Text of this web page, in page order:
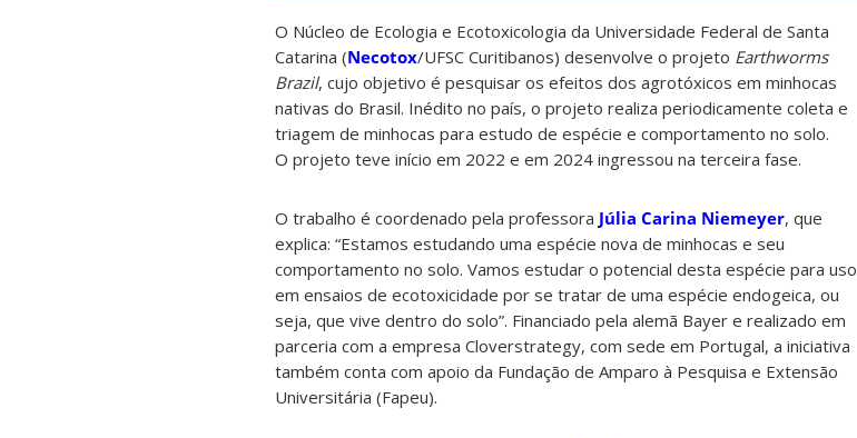
O Núcleo de Ecologia e Ecotoxicologia da Universidade Federal de Santa
Catarina (Necotox/UFSC Curitibanos) desenvolve o projeto Earthworms
Brazil, cujo objetivo é pesquisar os efeitos dos agrotóxicos em minhocas
nativas do Brasil. Inédito no país, o projeto realiza periodicamente coleta e
triagem de minhocas para estudo de espécie e comportamento no solo.
O projeto teve início em 2022 e em 2024 ingressou na terceira fase.
O trabalho é coordenado pela professora Júlia Carina Niemeyer, que
explica: “Estamos estudando uma espécie nova de minhocas e seu
comportamento no solo. Vamos estudar o potencial desta espécie para uso
em ensaios de ecotoxicidade por se tratar de uma espécie endogeica, ou
seja, que vive dentro do solo”. Financiado pela alemã Bayer e realizado em
parceria com a empresa Cloverstrategy, com sede em Portugal, a iniciativa
também conta com apoio da Fundação de Amparo à Pesquisa e Extensão
Universitária (Fapeu).